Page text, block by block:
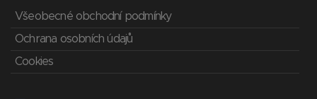
Všeobecné obchodní podmínky
Ochrana osobních údajů
Cookies